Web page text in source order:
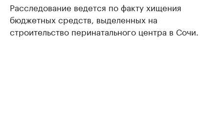
Расследование ведется по факту хищения
бюджетных средств, выделенных на
строительство перинатального центра в Сочи.